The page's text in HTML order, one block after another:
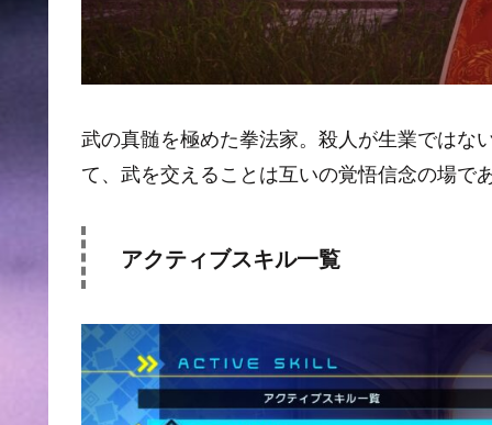
武の真髄を極めた拳法家。殺人が生業ではな
て、武を交えることは互いの覚悟信念の場で
アクティブスキル一覧